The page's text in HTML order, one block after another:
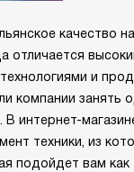
качество
отличается
и
компании занять
В интернет-
техники, из
подойдет вам как